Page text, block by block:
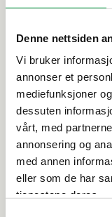
Denne nettsiden
Vi bruker
annonser et
mediefunksjoner
dessuten
vårt, med
annonsering og
med annen
eller som de har
tjenestene deres.
Rengjøring og
Alternative